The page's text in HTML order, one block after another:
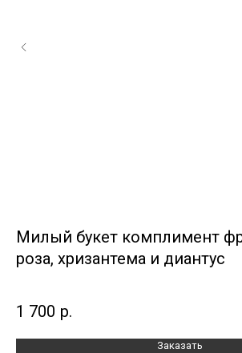
Милый букет комплимент
роза, хризантема и диантус
1 700 р.
Заказать